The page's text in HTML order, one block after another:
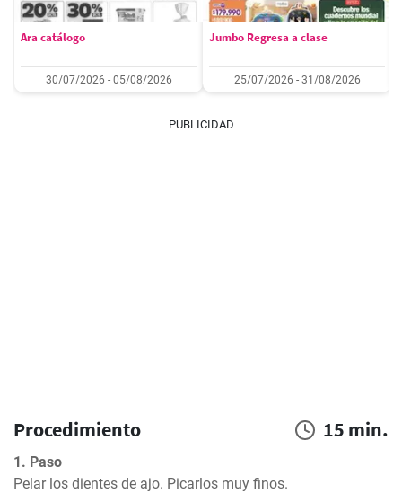
Ara catálogo
30/07/2026 - 05/08/2026
Jumbo Regresa a clase
25/07/2026 - 31/08/2026
PUBLICIDAD
Procedimiento 15 min.
1. Paso
Pelar los dientes de ajo. Picarlos muy finos.